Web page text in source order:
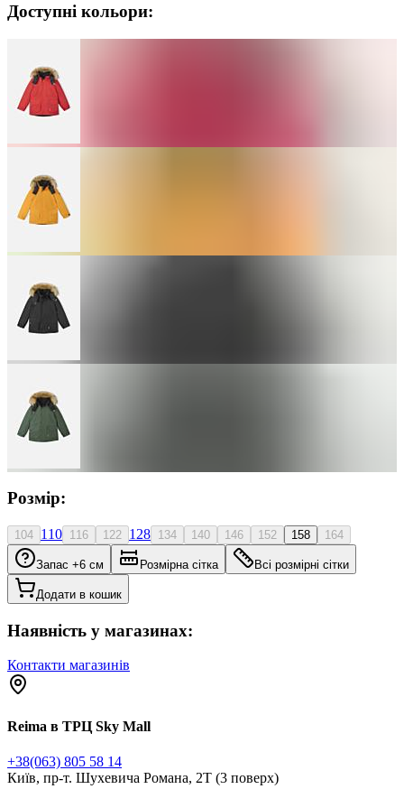
Доступні кольори:
Розмір:
104 110 116 122 128 134 140 146 152 158 164
Запас +6 см Розмірна сітка Всі розмірні сітки
Додати в кошик
Наявність у магазинах:
Контакти магазинів
Reima в ТРЦ Sky Mall
+38(063) 805 58 14
Київ, пр-т. Шухевича Романа, 2Т (3 поверх)